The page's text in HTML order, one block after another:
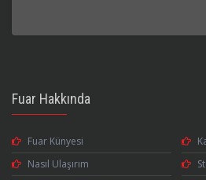
Fuar Hakkında
Fuar Künyesi
Nasıl Ulaşırım